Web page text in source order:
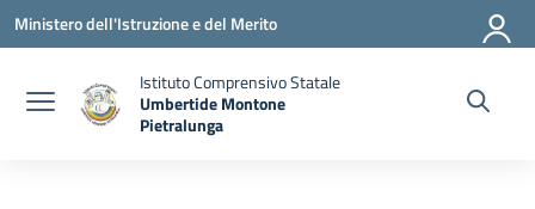
Vai ai contenuti
Vai al menu di navigazione
Vai al footer
Ministero dell'Istruzione e del Merito
Istituto Comprensivo Statale
Umbertide Montone
Pietralunga